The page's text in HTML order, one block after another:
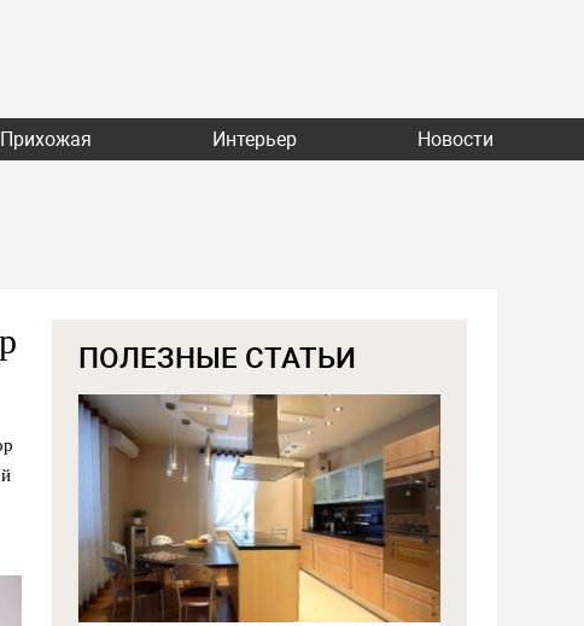
Прихожая Интерьер Новости
ПОЛЕЗНЫЕ СТАТЬИ